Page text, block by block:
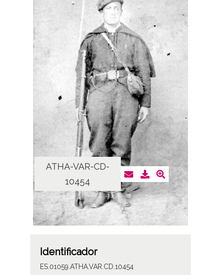
ATHA-VAR-CD-
10454
Identificador
ES.01059.ATHA.VAR.CD.10454